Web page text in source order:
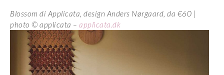
Blossom di Applicata, design Anders Nørgaard, da €60 |
photo © applicata – applicata.dk